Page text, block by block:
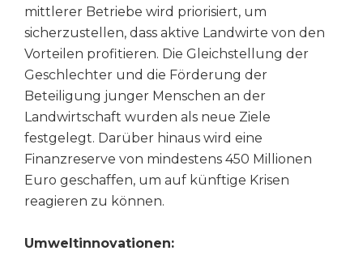
mittlerer Betriebe wird priorisiert, um
sicherzustellen, dass aktive Landwirte von den
Vorteilen profitieren. Die Gleichstellung der
Geschlechter und die Förderung der
Beteiligung junger Menschen an der
Landwirtschaft wurden als neue Ziele
festgelegt. Darüber hinaus wird eine
Finanzreserve von mindestens 450 Millionen
Euro geschaffen, um auf künftige Krisen
reagieren zu können.
Umweltinnovationen: